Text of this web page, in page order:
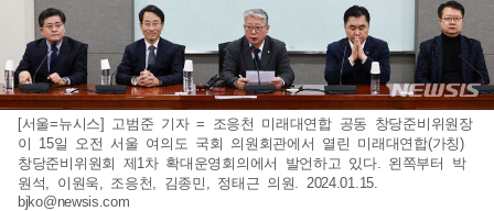
[서울=뉴시스] 고범준 기자 = 조응천 미래대연합 공동 창당준비위원장
이 15일 오전 서울 여의도 국회 의원회관에서 열린 미래대연합(가칭)
창당준비위원회 제1차 확대운영회의에서 발언하고 있다. 왼쪽부터 박
원석, 이원욱, 조응천, 김종민, 정태근 의원. 2024.01.15.
bjko@newsis.com